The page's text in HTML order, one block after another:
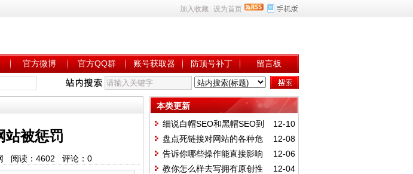
加入收藏 设为首页
官方微博 官方QQ群 账号获取器 防顶号补丁 留言板
站被惩罚
阅读： 4602 评论： 0
本类更新
12-10
细说白帽SEO和黑帽SEO到
底有什么本质区别
12-08
盘点死链接对网站的各种危
害和有什么坏处
12-06
告诉你哪些操作能直接影响
网站关键词排名
12-04
教你怎么样去写拥有原创性